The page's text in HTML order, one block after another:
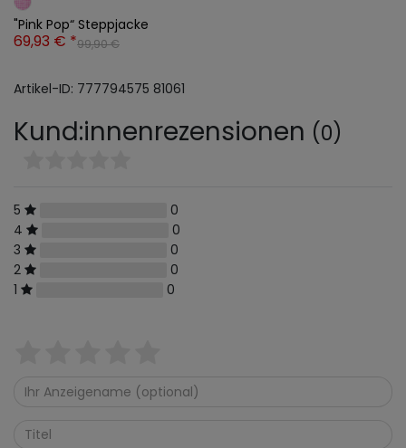
"Pink Pop“ Steppjacke
69,93 € *99,90 €
Artikel-ID: 777794575 81061
Kund:innenrezensionen (0)
5
0
4
0
3
0
2
0
1
0